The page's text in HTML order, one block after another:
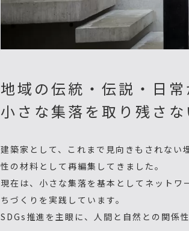
地域の伝統・伝説・日
小さな集落を取り残さ
建築家として、これまで見向きもされない
性の材料として再編集してきました。
現在は、小さな集落を基本としてネット
ちづくりを実践しています。
SDGs推進を主眼に、人間と自然との関係